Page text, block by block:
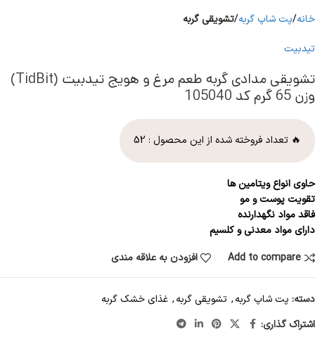
خانه پت شاپ گربه تشویقی گربه
تیدبیت
تشویقی مدادی گربه طعم مرغ و هویج تیدبیت (TidBit)
وزن 65 گرم کد 105040
🔥 تعداد فروخته شده از این محصول : 52
حاوی انواع ویتامین ها
تقویت پوست و مو
فاقد مواد نگهدارنده
دارای مواد معدنی و کلسیم
Add to compare
افزودن به علاقه مندی
دسته: پت شاپ گربه, تشویقی گربه, غذای خشک گربه
اشتراک گذاری: